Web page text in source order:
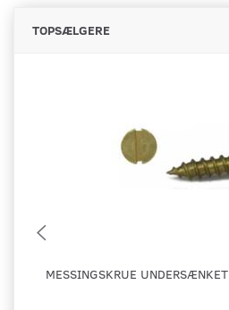
TOPSÆLGERE
MESSINGSKRUE UNDERSÆNKET